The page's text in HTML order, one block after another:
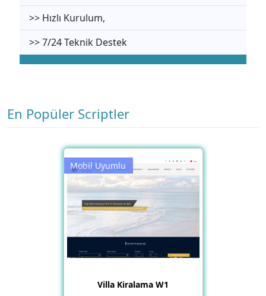
>> Hızlı Kurulum,
>> 7/24 Teknik Destek
En Popüler Scriptler
Mobil Uyumlu
Villa Kiralama W1